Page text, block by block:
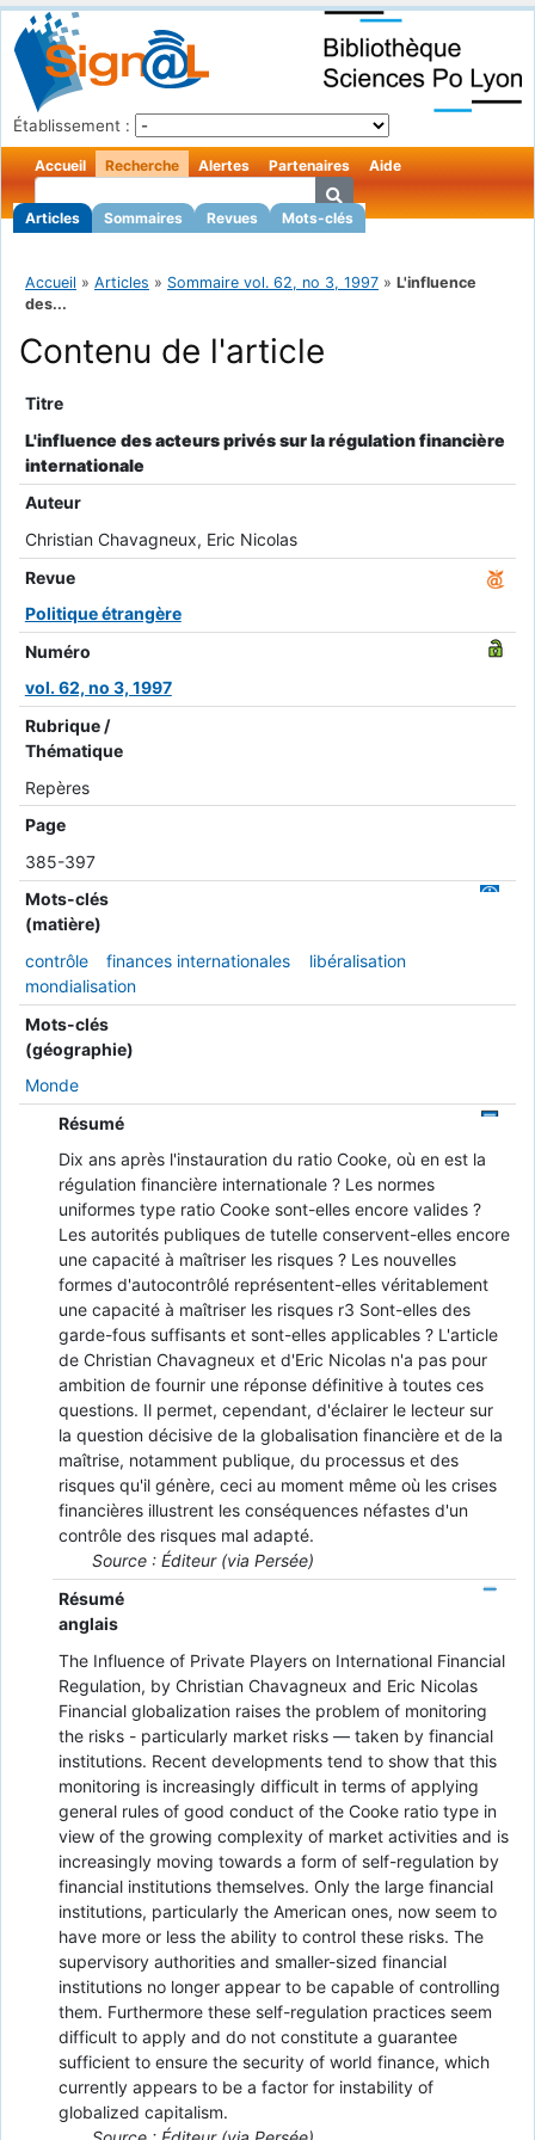
Établissement :
Accueil Recherche
Articles Sommaires Revues Mots-clés
Alertes Partenaires Aide
Accueil » Articles » Sommaire vol. 62, no 3, 1997 » L'influence
des...
Contenu de l'article
Titre
L'influence des acteurs privés sur la régulation financière
internationale
Auteur
Christian Chavagneux, Eric Nicolas
Revue
Politique étrangère
Numéro
vol. 62, no 3, 1997
Rubrique /
Thématique
Repères
Page
385-397
Mots-clés
(matière)
contrôle
finances internationales
libéralisation
mondialisation
Mots-clés
(géographie)
Monde
Résumé
Dix ans après l'instauration du ratio Cooke, où en est la
régulation financière internationale ? Les normes
uniformes type ratio Cooke sont-elles encore valides ?
Les autorités publiques de tutelle conservent-elles encore
une capacité à maîtriser les risques ? Les nouvelles
formes d'autocontrôlé représentent-elles véritablement
une capacité à maîtriser les risques r3 Sont-elles des
garde-fous suffisants et sont-elles applicables ? L'article
de Christian Chavagneux et d'Eric Nicolas n'a pas pour
ambition de fournir une réponse définitive à toutes ces
questions. Il permet, cependant, d'éclairer le lecteur sur
la question décisive de la globalisation financière et de la
maîtrise, notamment publique, du processus et des
risques qu'il génère, ceci au moment même où les crises
financières illustrent les conséquences néfastes d'un
contrôle des risques mal adapté.
Source : Éditeur (via Persée)
Résumé
anglais
The Influence of Private Players on International Financial
Regulation, by Christian Chavagneux and Eric Nicolas
Financial globalization raises the problem of monitoring
the risks - particularly market risks — taken by financial
institutions. Recent developments tend to show that this
monitoring is increasingly difficult in terms of applying
general rules of good conduct of the Cooke ratio type in
view of the growing complexity of market activities and is
increasingly moving towards a form of self-regulation by
financial institutions themselves. Only the large financial
institutions, particularly the American ones, now seem to
have more or less the ability to control these risks. The
supervisory authorities and smaller-sized financial
institutions no longer appear to be capable of controlling
them. Furthermore these self-regulation practices seem
difficult to apply and do not constitute a guarantee
sufficient to ensure the security of world finance, which
currently appears to be a factor for instability of
globalized capitalism.